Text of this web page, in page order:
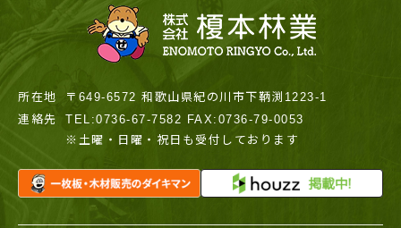
所在地
〒649-6572 和歌山県紀の川市下鞆渕1223-1
連絡先
TEL:0736-67-7582 FAX:0736-79-0053
※土曜・日曜・祝日も受付しております